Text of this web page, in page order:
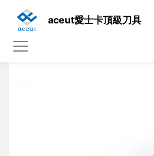
aceut愛士卡頂級刀具